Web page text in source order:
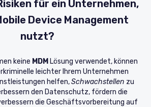
für ein Unternehmen,
Device Management
nutzt?
keine MDM Lösung verwendet, können
leichter Ihrem Unternehmen
helfen,Schwachstellen zu
den Datenschutz, fördern die
die Geschäftsvorbereitung auf